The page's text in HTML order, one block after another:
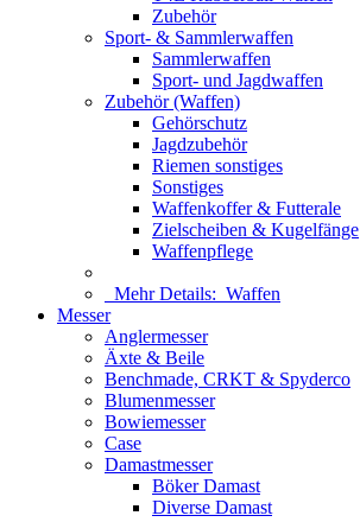
Zubehör
Sport- & Sammlerwaffen
Sammlerwaffen
Sport- und Jagdwaffen
Zubehör (Waffen)
Gehörschutz
Jagdzubehör
Riemen sonstiges
Sonstiges
Waffenkoffer & Futterale
Zielscheiben & Kugelfänge
Waffenpflege
Mehr Details: Waffen
Messer
Anglermesser
Äxte & Beile
Benchmade, CRKT & Spyderco
Blumenmesser
Bowiemesser
Case
Damastmesser
Böker Damast
Diverse Damast